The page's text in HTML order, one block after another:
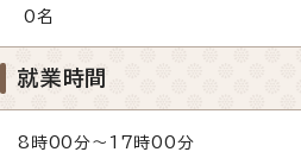
0名
就業時間
8時00分～17時00分